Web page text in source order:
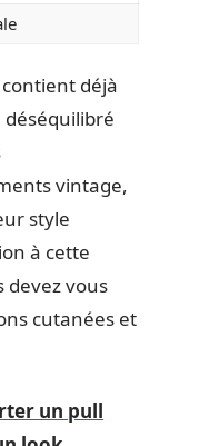
déjà
vintage,
style
à cette
devez vous
cutanées et
un pull